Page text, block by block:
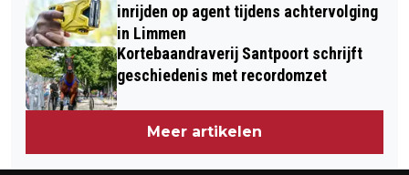
inrijden op agent tijdens achtervolging
in Limmen
Kortebaandraverij Santpoort schrijft
geschiedenis met recordomzet
Meer artikelen